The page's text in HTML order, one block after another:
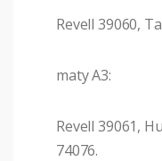
Revell 39060,
maty A3:
Revell 39061,
74076.